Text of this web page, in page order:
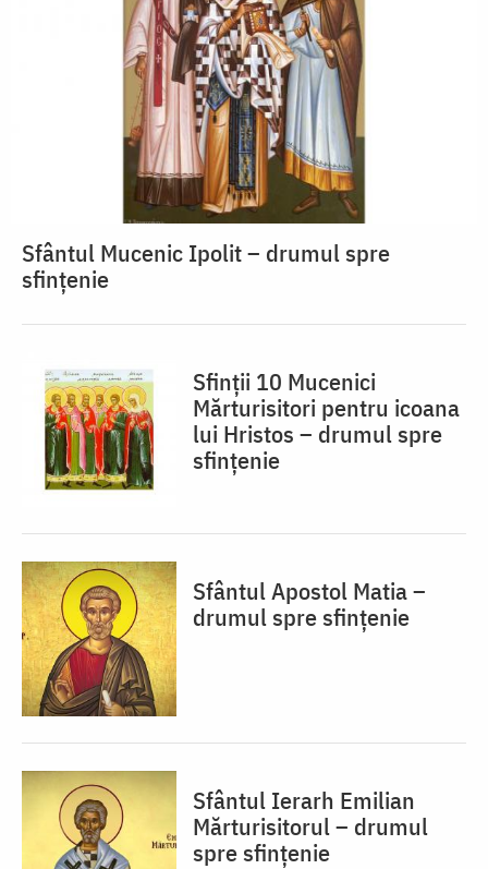
Sfântul Mucenic Ipolit – drumul spre
sfințenie
Sfinții 10 Mucenici
Mărturisitori pentru icoana
lui Hristos – drumul spre
sfințenie
Sfântul Apostol Matia –
drumul spre sfințenie
Sfântul Ierarh Emilian
Mărturisitorul – drumul
spre sfințenie